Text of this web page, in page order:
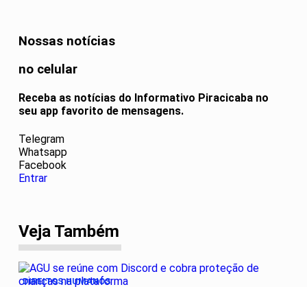
Nossas notícias
no celular
Receba as notícias do Informativo Piracicaba no
seu app favorito de mensagens.
Telegram
Whatsapp
Facebook
Entrar
Veja Também
DIREITOS HUMANOS